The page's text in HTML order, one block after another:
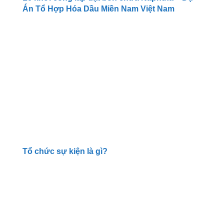
Án Tổ Hợp Hóa Dầu Miền Nam Việt Nam
Tổ chức sự kiện là gì?